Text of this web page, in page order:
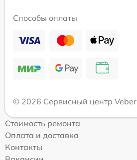
Способы оплаты
© 2026 Сервисный центр Veber
Стоимость ремонта
Оплата и доставка
Контакты